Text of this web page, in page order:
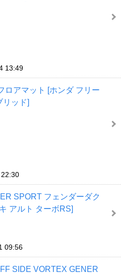
13:49
ロアマット [ホンダ フリー
リッド]
SPORT フェンダーダク
アルト ターボRS]
09:56
SIDE VORTEX GENER